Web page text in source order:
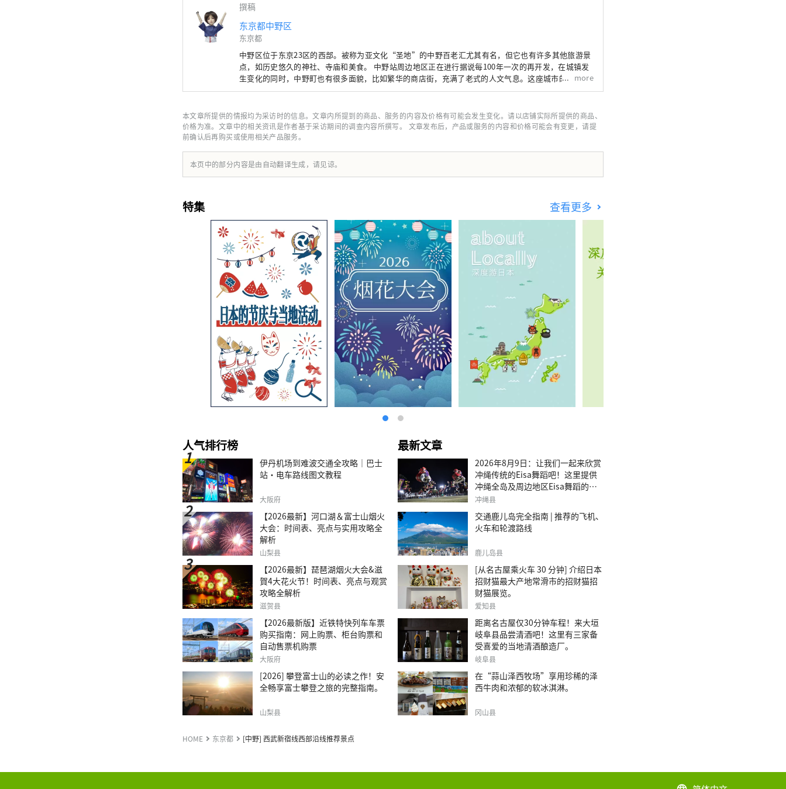
撰稿
东京都中野区
东京都
中野区位于东京23区的西部。被称为亚文化“圣地”的中野百老汇尤其有名，但它也有许多其他旅游景
点，如历史悠久的神社、寺庙和美食。 中野站周边地区正在进行据说每100年一次的再开发，在城镇发
生变化的同时，中野町也有很多面貌，比如繁华的商店街，充满了老式的人文气息。这座城市的多样性
也与这座城市的独特特征有关，这座城市居住着来自约 120 个国家的约 17,000 人。
more
本文章所提供的情报均为采访时的信息。文章内所提到的商品、服务的内容及价格有可能会发生变化。请以店铺实际所提供的商品、
价格为准。文章中的相关资讯是作者基于采访期间的调查内容所撰写。 文章发布后，产品或服务的内容和价格可能会有变更，请提
前确认后再购买或使用相关产品服务。
本页中的部分内容是由自动翻译生成，请见谅。
特集 查看更多
人气排行榜
伊丹机场到难波交通全攻略｜巴士
站・电车路线图文教程
大阪府
【2026最新】河口湖＆富士山烟火
大会：时间表、亮点与实用攻略全
解析
山梨县
【2026最新】琵琶湖烟火大会&滋
賀4大花火节！时间表、亮点与观赏
攻略全解析
滋贺县
【2026最新版】近铁特快列车车票
购买指南：网上购票、柜台购票和
自动售票机购票
大阪府
[2026] 攀登富士山的必读之作！安
全畅享富士攀登之旅的完整指南。
山梨县
最新文章
2026年8月9日：让我们一起来欣赏
冲绳传统的Eisa舞蹈吧！这里提供
冲绳全岛及周边地区Eisa舞蹈的相
关信息。
冲绳县
交通鹿儿岛完全指南 | 推荐的飞机、
火车和轮渡路线
鹿儿岛县
[从名古屋乘火车 30 分钟] 介绍日本
招财猫最大产地常滑市的招财猫招
财猫展览。
爱知县
距离名古屋仅30分钟车程！来大垣
岐阜县品尝清酒吧！这里有三家备
受喜爱的当地清酒酿造厂。
岐阜县
在“蒜山泽西牧场”享用珍稀的泽
西牛肉和浓郁的软冰淇淋。
冈山县
HOME 东京都 [中野] 西武新宿线西部沿线推荐景点